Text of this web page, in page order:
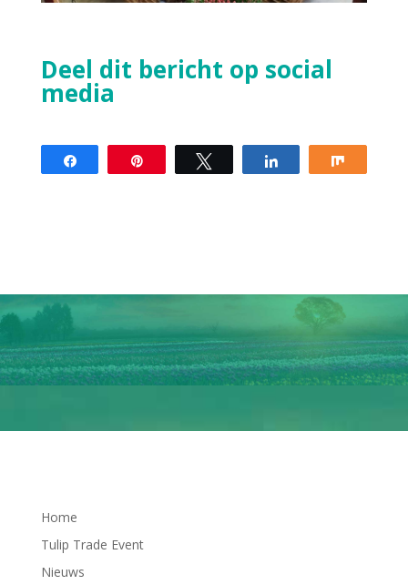
Deel dit bericht op social
media
Home
Tulip Trade Event
Nieuws